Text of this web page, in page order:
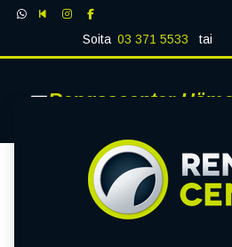
Soita 03 371 5533 tai
Rengascenter